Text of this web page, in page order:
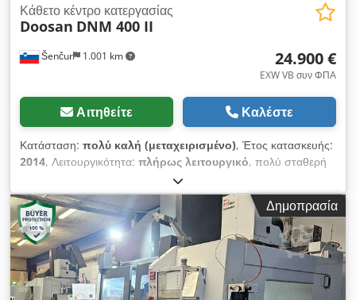
Šenčur 1.001 km
Κάθετο κέντρο κατεργασίας
Doosan DNM 400 II
24.900 €
EXW VB συν ΦΠΑ
Αιτηθείτε Καλέστε
Κατάσταση: πολύ καλή (μεταχειρισμένο), Έτος κατασκευής:
2014, Λειτουργικότητα: πλήρως λειτουργικό, πολύ σταθερή
μηχανή που λειτουργεί χωρίς προβλήματα – εκτελεί εργασίες
κατεργασίας μόνο σε πλάκες αλουμινίου. Cedpfxezmzcqj
Alajrf
Δημοπρασία